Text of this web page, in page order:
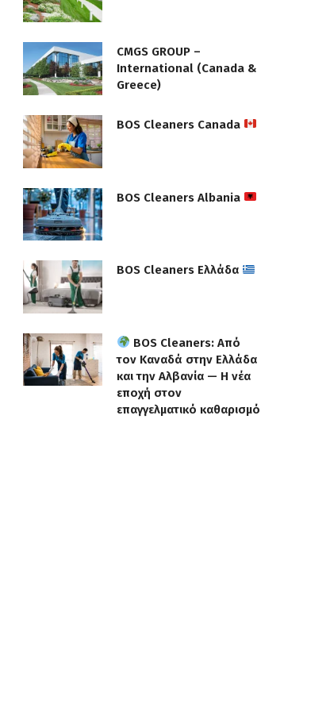
CMGS GROUP –
International (Canada &
Greece)
BOS Cleaners Canada
BOS Cleaners Albania
BOS Cleaners Ελλάδα
BOS Cleaners: Από
τον Καναδά στην Ελλάδα
και την Αλβανία — Η νέα
εποχή στον
επαγγελματικό καθαρισμό